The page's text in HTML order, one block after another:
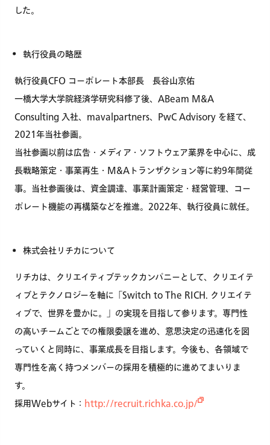
した。
執行役員の略歴
執行役員CFO コーポレート本部長 長谷山京佑
一橋大学大学院経済学研究科修了後、ABeam M&A
Consulting 入社、mavalpartners、PwC Advisory を経て、
2021年当社参画。
当社参画以前は広告・メディア・ソフトウェア業界を中心に、成
長戦略策定・事業再生・M&Aトランザクション等に約9年間従
事。当社参画後は、資金調達、事業計画策定・経営管理、コー
ポレート機能の再構築などを推進。2022年、執行役員に就任。
株式会社リチカについて
リチカは、クリエイティブテックカンパニーとして、クリエイテ
ィブとテクノロジーを軸に「Switch to The RICH. クリエイテ
ィブで、世界を豊かに。」の実現を目指して参ります。専門性
の高いチームごとでの権限委譲を進め、意思決定の迅速化を図
っていくと同時に、事業成長を目指します。今後も、各領域で
専門性を高く持つメンバーの採用を積極的に進めてまいりま
す。
採用Webサイト： http://recruit.richka.co.jp/